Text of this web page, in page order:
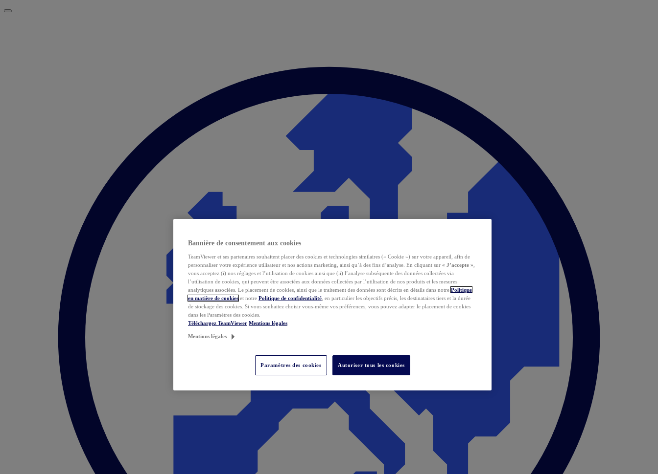
Bannière de consentement aux cookies
TeamViewer et ses partenaires souhaitent placer des cookies et technologies similaires (« Cookie ») sur votre appareil, afin de
personnaliser votre expérience utilisateur et nos actions marketing, ainsi qu’à des fins d’analyse. En cliquant sur « J’accepte »
vous acceptez (i) nos réglages et l’utilisation de cookies ainsi que (ii) l’analyse subséquente des données collectées via
l’utilisation de cookies, qui peuvent être associées aux données collectées par l’utilisation de nos produits et les mesures
analytiques associées. Le placement de cookies, ainsi que le traitement des données sont décrits en détails dans notre Politique
en matière de cookies et notre Politique de confidentialité , en particulier les objectifs précis, les destinataires tiers et la durée
de stockage des cookies. Si vous souhaitez choisir vous-même vos préférences, vous pouvez adapter le placement de cookies
dans les Paramètres des cookies.
Téléchargez TeamViewer Mentions légales
Mentions légales
Paramètres des cookies Autoriser tous les cookies